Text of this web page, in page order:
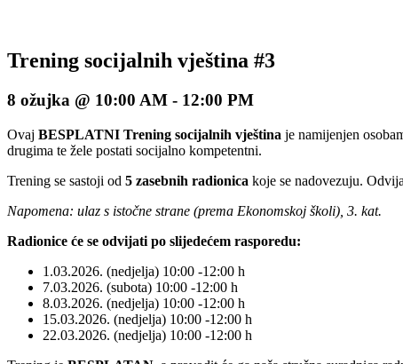
Trening socijalnih vještina #3
8 ožujka @ 10:00 AM - 12:00 PM
Ovaj BESPLATNI Trening socijalnih vještina je namijenjen
drugima te žele postati socijalno kompetentni.
Trening se sastoji od 5 zasebnih radionica koje se nadovezuju.
Napomena: ulaz s istočne strane (prema Ekonomskoj školi), 3. kat.
Radionice će se odvijati po slijedećem rasporedu:
1.03.2026. (nedjelja) 10:00 -12:00 h
7.03.2026. (subota) 10:00 -12:00 h
8.03.2026. (nedjelja) 10:00 -12:00 h
15.03.2026. (nedjelja) 10:00 -12:00 h
22.03.2026. (nedjelja) 10:00 -12:00 h